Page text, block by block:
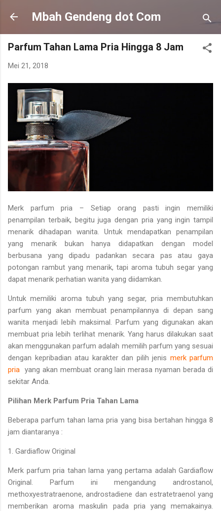
Langsung ke konten utama
Mbah Gendeng dot Com
Parfum Tahan Lama Pria Hingga 8 Jam
Mei 21, 2018
Merk parfum pria – Setiap orang pasti ingin memiliki
penampilan terbaik, begitu juga dengan pria yang ingin tampil
menarik dihadapan wanita. Untuk mendapatkan penampilan
yang menarik bukan hanya didapatkan dengan model
berbusana yang dipadu padankan secara pas atau gaya
potongan rambut yang menarik, tapi aroma tubuh segar yang
dapat menarik perhatian wanita yang diidamkan.
Untuk memiliki aroma tubuh yang segar, pria membutuhkan
parfum yang akan membuat penampilannya di depan sang
wanita menjadi lebih maksimal. Parfum yang digunakan akan
membuat pria lebih terlihat menarik. Yang harus dilakukan saat
akan menggunakan parfum adalah memilih parfum yang sesuai
dengan kepribadian atau karakter dan pilih jenis merk parfum
pria yang akan membuat orang lain merasa nyaman berada di
sekitar Anda.
Pilihan Merk Parfum Pria Tahan Lama
Beberapa parfum tahan lama pria yang bisa bertahan hingga 8
jam diantaranya :
1. Gardiaflow Original
Merk parfum pria tahan lama yang pertama adalah Gardiaflow
Original. Parfum ini mengandung androstanol,
methoxyestratraenone, androstadiene dan estratetraenol yang
memberikan aroma maskulin pada pria yang memakainya.